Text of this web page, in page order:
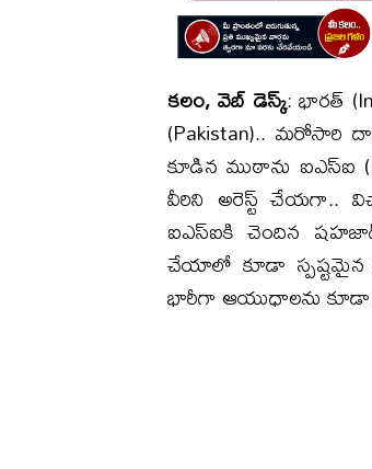
కలం, వెబ్ డెస్క్: భారత్
(Pakistan).. మరోసారి
కూడిన ముఠాను ఐఎస్ఐ
వీరిని అరెస్ట్ చేయగా..
ఐఎస్ఐకి చెందిన
చేయాలో కూడా స్పష్టమైన
భారీగా ఆయుధాలను కూడా